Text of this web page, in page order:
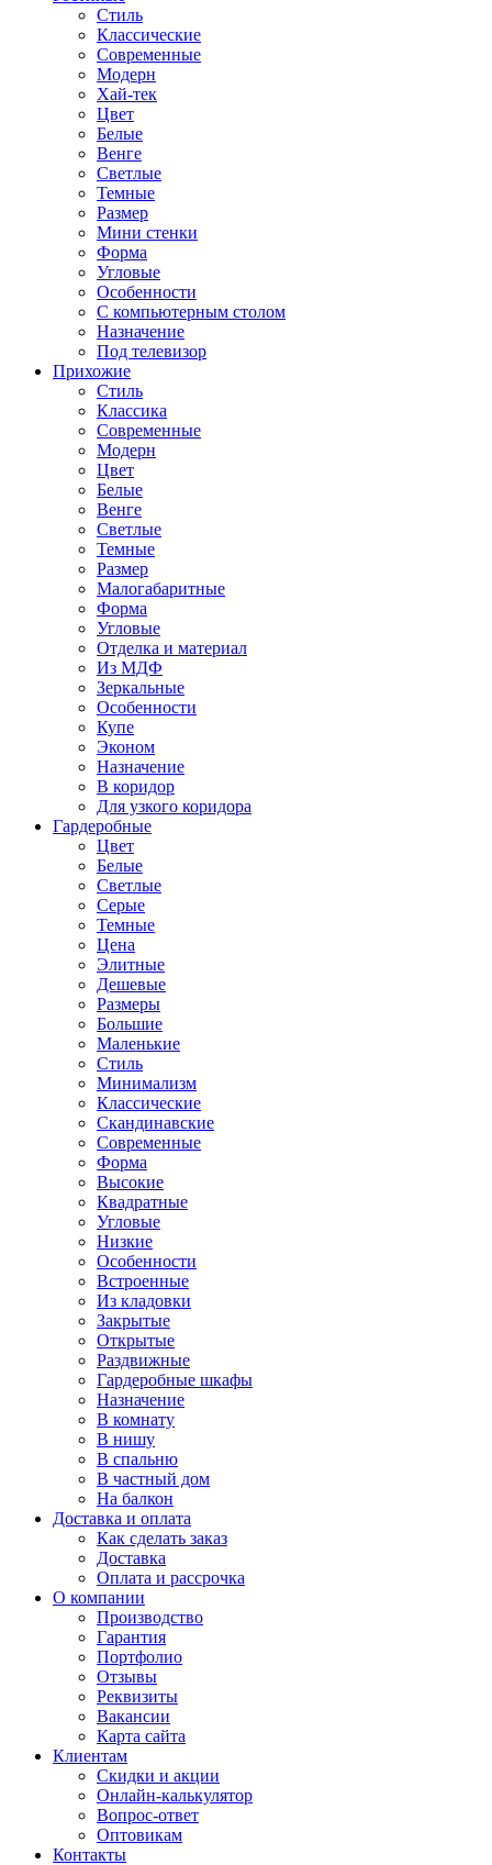
Стиль
Классические
Современные
Модерн
Хай-тек
Цвет
Белые
Венге
Светлые
Темные
Размер
Мини стенки
Форма
Угловые
Особенности
С компьютерным столом
Назначение
Под телевизор
Прихожие
Стиль
Классика
Современные
Модерн
Цвет
Белые
Венге
Светлые
Темные
Размер
Малогабаритные
Форма
Угловые
Отделка и материал
Из МДФ
Зеркальные
Особенности
Купе
Эконом
Назначение
В коридор
Для узкого коридора
Гардеробные
Цвет
Белые
Светлые
Серые
Темные
Цена
Элитные
Дешевые
Размеры
Большие
Маленькие
Стиль
Минимализм
Классические
Скандинавские
Современные
Форма
Высокие
Квадратные
Угловые
Низкие
Особенности
Встроенные
Из кладовки
Закрытые
Открытые
Раздвижные
Гардеробные шкафы
Назначение
В комнату
В нишу
В спальню
В частный дом
На балкон
Доставка и оплата
Как сделать заказ
Доставка
Оплата и рассрочка
О компании
Производство
Гарантия
Портфолио
Отзывы
Реквизиты
Вакансии
Карта сайта
Клиентам
Скидки и акции
Онлайн-калькулятор
Вопрос-ответ
Оптовикам
Контакты